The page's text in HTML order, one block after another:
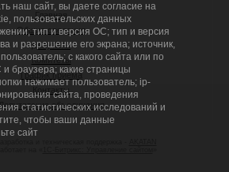
Главная
Общие сведения
Депутаты
Комитеты
График приема
Контакты
объединения
наш сайт, вы даете согласие на
пользовательских данных
тип и версия ОС; тип и версия
и разрешение его экрана; источник,
с какого сайта или по
браузера; какие страницы
нажимает пользователь; ip-
сайта, проведения
статистических исследований и
чтобы ваши данные
сайт